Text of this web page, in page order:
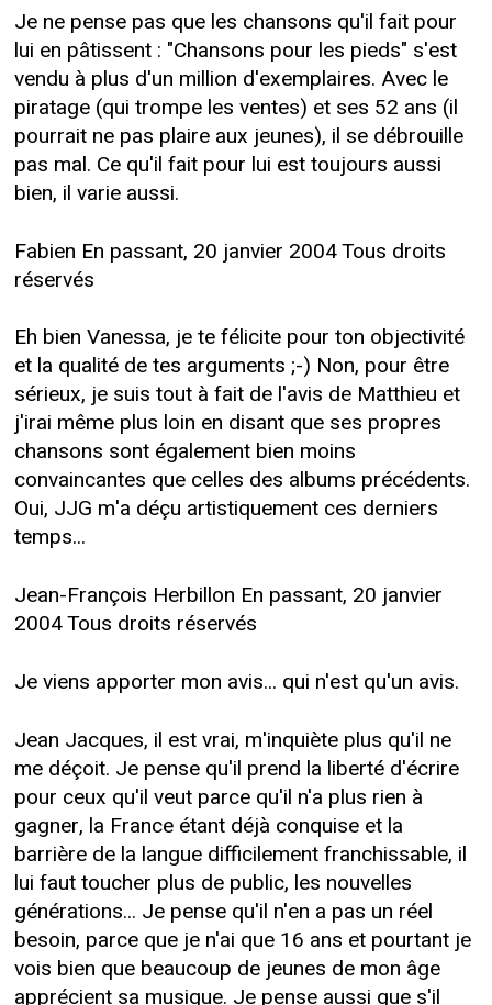
Je ne pense pas que les chansons qu'il fait pour
lui en pâtissent : "Chansons pour les pieds" s'est
vendu à plus d'un million d'exemplaires. Avec le
piratage (qui trompe les ventes) et ses 52 ans (il
pourrait ne pas plaire aux jeunes), il se débrouille
pas mal. Ce qu'il fait pour lui est toujours aussi
bien, il varie aussi.
Fabien En passant, 20 janvier 2004 Tous droits
réservés
Eh bien Vanessa, je te félicite pour ton objectivité
et la qualité de tes arguments ;-) Non, pour être
sérieux, je suis tout à fait de l'avis de Matthieu et
j'irai même plus loin en disant que ses propres
chansons sont également bien moins
convaincantes que celles des albums précédents.
Oui, JJG m'a déçu artistiquement ces derniers
temps...
Jean-François Herbillon En passant, 20 janvier
2004 Tous droits réservés
Je viens apporter mon avis... qui n'est qu'un avis.
Jean Jacques, il est vrai, m'inquiète plus qu'il ne
me déçoit. Je pense qu'il prend la liberté d'écrire
pour ceux qu'il veut parce qu'il n'a plus rien à
gagner, la France étant déjà conquise et la
barrière de la langue difficilement franchissable, il
lui faut toucher plus de public, les nouvelles
générations... Je pense qu'il n'en a pas un réel
besoin, parce que je n'ai que 16 ans et pourtant je
vois bien que beaucoup de jeunes de mon âge
apprécient sa musique. Je pense aussi que s'il